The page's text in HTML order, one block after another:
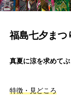
福島七夕まつ
真夏に涼を求めて
特徴・見どころ